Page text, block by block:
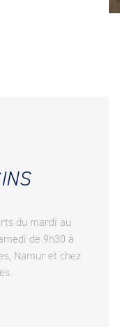
du mardi au
de 9h30 à
Namur et chez